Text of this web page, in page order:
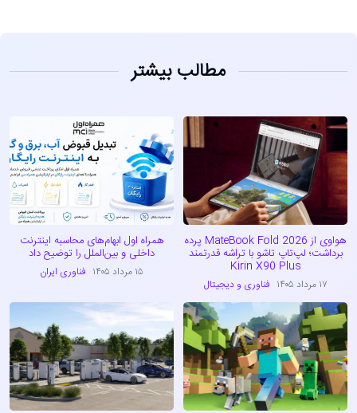
مطالب بیشتر
هواوی از MateBook Fold 2026 پرده
برداشت؛ لپ‌تاپ تاشو با تراشه قدرتمند
Kirin X90 Plus
۱۷ مرداد ۱۴۰۵ فناوری و دیجیتال
همراه اول ابهام‌های محاسبه اینترنت
داخلی و بین‌الملل را توضیح داد
۱۵ مرداد ۱۴۰۵ فناوری ایران